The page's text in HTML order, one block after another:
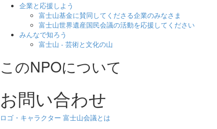
企業と応援しよう
富士山基金に賛同してくださる企業のみなさま
富士山世界遺産国民会議の活動を応援してください
みんなで知ろう
富士山 - 芸術と文化の山
このNPOについて
お問い合わせ
ロゴ・キャラクター 富士山会議とは